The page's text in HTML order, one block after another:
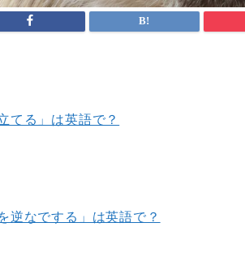
てる」は英語で？
逆なでする」は英語で？